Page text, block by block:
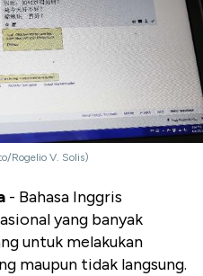
Rogelio V. Solis)
- Bahasa Inggris
yang banyak
untuk melakukan
maupun tidak langsung.